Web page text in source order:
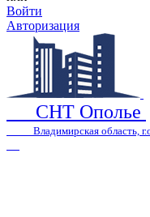
Войти
Авторизация
СНТ Ополье
Владимирская область,